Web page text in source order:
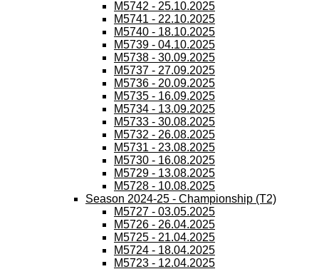
M5742 - 25.10.2025
M5741 - 22.10.2025
M5740 - 18.10.2025
M5739 - 04.10.2025
M5738 - 30.09.2025
M5737 - 27.09.2025
M5736 - 20.09.2025
M5735 - 16.09.2025
M5734 - 13.09.2025
M5733 - 30.08.2025
M5732 - 26.08.2025
M5731 - 23.08.2025
M5730 - 16.08.2025
M5729 - 13.08.2025
M5728 - 10.08.2025
Season 2024-25 - Championship (T2)
M5727 - 03.05.2025
M5726 - 26.04.2025
M5725 - 21.04.2025
M5724 - 18.04.2025
M5723 - 12.04.2025